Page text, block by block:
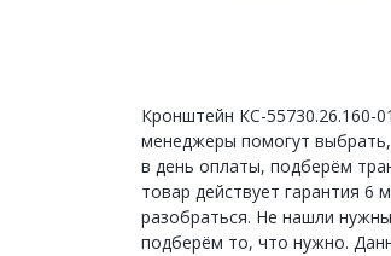
Кронштейн КС-55730.26.160-
менеджеры помогут выбрать,
в день оплаты, подберём
товар действует гарантия 6
разобраться. Не нашли
подберём то, что нужно.